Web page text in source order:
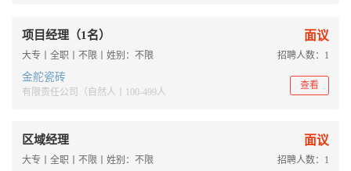
项目经理（1名） 面议
大专丨全职丨不限丨姓别：不限 招聘人数：1
金舵瓷砖
有限责任公司（自然人丨100-499人
查看
区域经理 面议
大专丨全职丨不限丨姓别：不限 招聘人数：1